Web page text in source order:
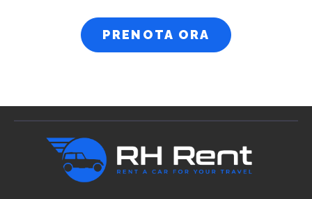
PRENOTA ORA